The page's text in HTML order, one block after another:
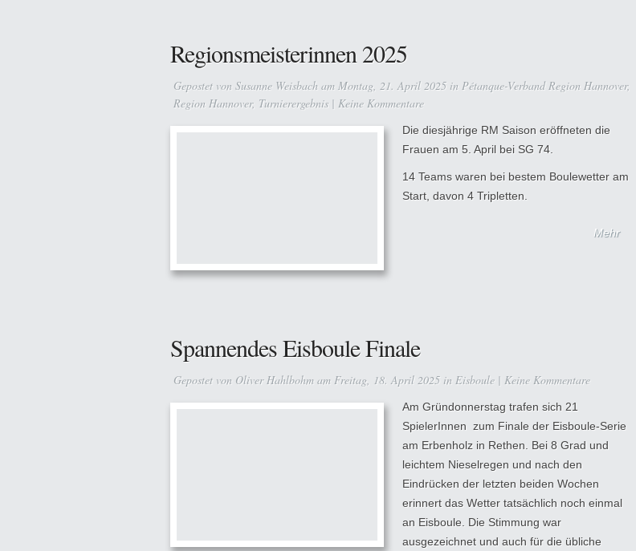
Regionsmeisterinnen 2025
Gepostet von Susanne Weisbach am Montag, 21. April 2025 in Pétanque-Verband Region Hannover,
Region Hannover, Turnierergebnis | Keine Kommentare
Die diesjährige RM Saison eröffneten die
Frauen am 5. April bei SG 74.
14 Teams waren bei bestem Boulewetter am
Start, davon 4 Tripletten.
Mehr
Spannendes Eisboule Finale
Gepostet von Oliver Hahlbohm am Freitag, 18. April 2025 in Eisboule | Keine Kommentare
Am Gründonnerstag trafen sich 21
SpielerInnen zum Finale der Eisboule-Serie
am Erbenholz in Rethen. Bei 8 Grad und
leichtem Nieselregen und nach den
Eindrücken der letzten beiden Wochen
erinnert das Wetter tatsächlich noch einmal
an Eisboule. Die Stimmung war
ausgezeichnet und auch für die übliche